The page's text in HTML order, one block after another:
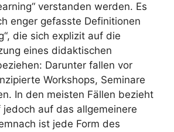
verstanden werden. Es
enger gefasste Definitionen
die sich explizit auf die
eines didaktischen
Darunter fallen vor
Workshops, Seminare
In den meisten Fällen bezieht
auf das allgemeinere
ist jede Form des